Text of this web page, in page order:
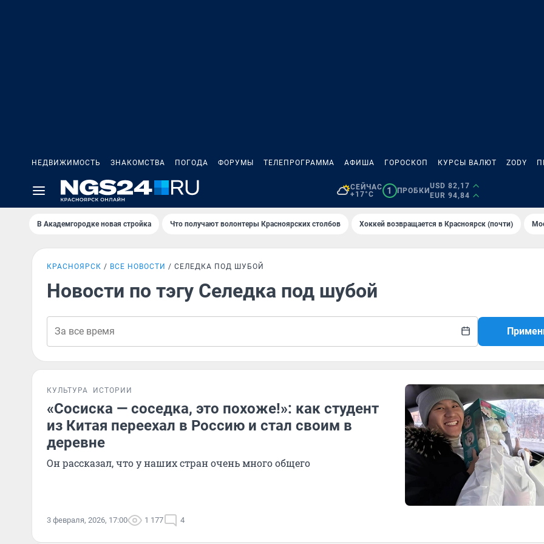
НЕДВИЖИМОСТЬ ЗНАКОМСТВА ПОГОДА ФОРУМЫ ТЕЛЕПРОГРАММА АФИША ГОРОСКОП КУРСЫ ВАЛЮТ ZODY
СЕЙЧАС
+17°C
1 ПРОБКИ
USD 82,17
EUR 94,84
В Академгородке новая стройка Что получают волонтеры Красноярских столбов Хоккей возвращается в Красноярск (почти)
КРАСНОЯРСК ВСЕ НОВОСТИ СЕЛЕДКА ПОД ШУБОЙ
Новости по тэгу Селедка под шубой
КУЛЬТУРА ИСТОРИИ
«Сосиска — соседка, это похоже!»: как студент
из Китая переехал в Россию и стал своим в
деревне
Он рассказал, что у наших стран очень много общего
3 февраля, 2026, 17:00 1 177 4